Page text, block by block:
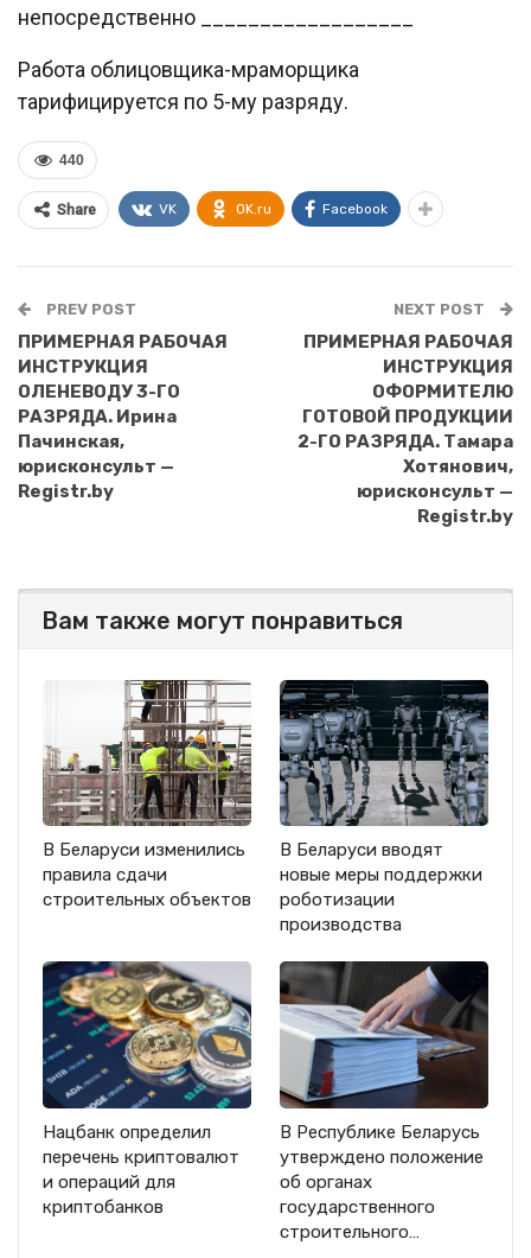
непосредственно __________________
Работа облицовщика-мраморщика
тарифицируется по 5-му разряду.
440
Share VK OK.ru Facebook
PREV POST
ПРИМЕРНАЯ РАБОЧАЯ
ИНСТРУКЦИЯ
ОЛЕНЕВОДУ 3-ГО
РАЗРЯДА. Ирина
Пачинская,
юрисконсульт —
Registr.by
NEXT POST
ПРИМЕРНАЯ РАБОЧАЯ
ИНСТРУКЦИЯ
ОФОРМИТЕЛЮ
ГОТОВОЙ ПРОДУКЦИИ
2-ГО РАЗРЯДА. Тамара
Хотянович,
юрисконсульт —
Registr.by
Вам также могут понравиться
В Беларуси изменились
правила сдачи
строительных объектов
В Беларуси вводят
новые меры поддержки
роботизации
производства
Нацбанк определил
перечень криптовалют
и операций для
криптобанков
В Республике Беларусь
утверждено положение
об органах
государственного
строительного…